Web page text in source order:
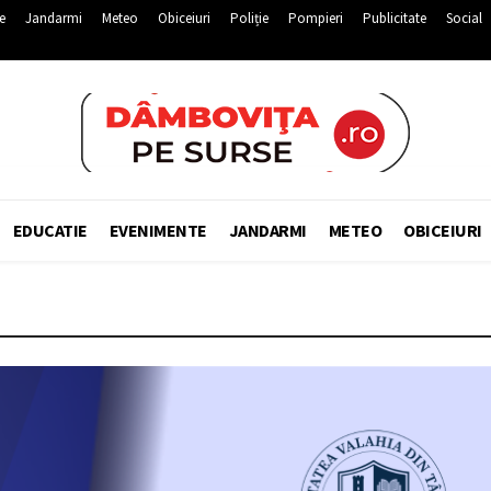
Jandarmi Meteo Obiceiuri Poliție Pompieri Publicitate Social
EDUCATIE EVENIMENTE JANDARMI METEO OBICEIURI